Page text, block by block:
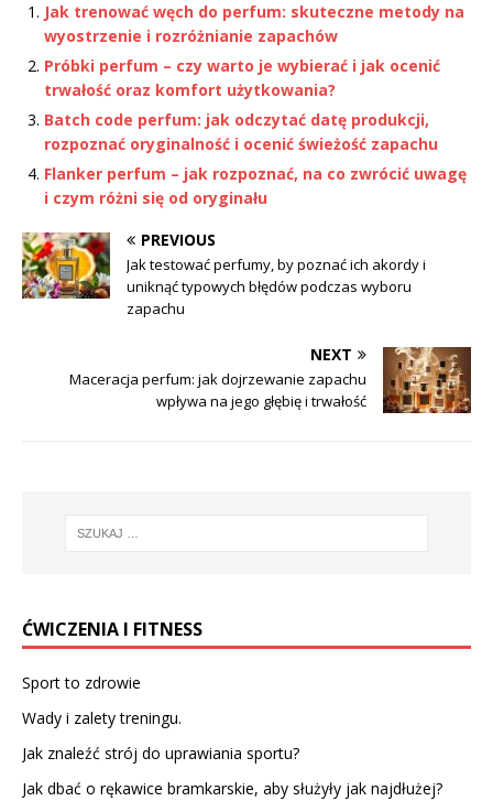
Jak trenować węch do perfum: skuteczne metody na
wyostrzenie i rozróżnianie zapachów
Próbki perfum – czy warto je wybierać i jak ocenić
trwałość oraz komfort użytkowania?
Batch code perfum: jak odczytać datę produkcji,
rozpoznać oryginalność i ocenić świeżość zapachu
Flanker perfum – jak rozpoznać, na co zwrócić uwagę
i czym różni się od oryginału
PREVIOUS
Jak testować perfumy, by poznać ich akordy i
uniknąć typowych błędów podczas wyboru
zapachu
NEXT
Maceracja perfum: jak dojrzewanie zapachu
wpływa na jego głębię i trwałość
ĆWICZENIA I FITNESS
Sport to zdrowie
Wady i zalety treningu.
Jak znaleźć strój do uprawiania sportu?
Jak dbać o rękawice bramkarskie, aby służyły jak najdłużej?